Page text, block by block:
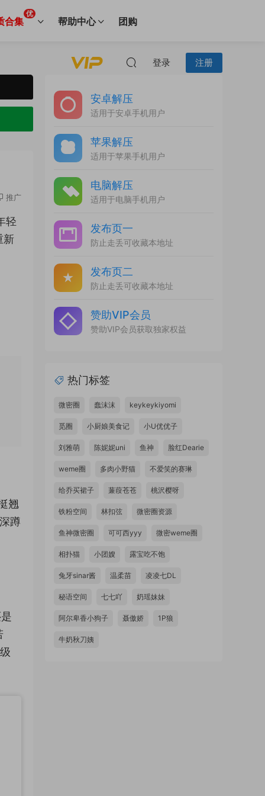
合集
优
帮助中心 团购
登录 注册
推广
轻
新
翘
蹲
安卓解压
适用于安卓手机用户
苹果解压
适用于苹果手机用户
电脑解压
适用于电脑手机用户
发布页一
防止走丢可收藏本地址
发布页二
防止走丢可收藏本地址
赞助VIP会员
赞助VIP会员获取独家权益
热门标签
微密圈 蠢沫沫 keykeykiyomi
觅圈 小厨娘美食记 小U优优子
刘雅萌 陈妮妮uni 鱼神 脸红Dearie
weme圈 多肉小野猫 不爱笑的赛琳
给乔买裙子 蒹葭苍苍 桃沢樱呀
铁粉空间 林扣弦 微密圈资源
鱼神微密圈 可可西yyy 微密weme圈
相扑猫 小团嫂 露宝吃不饱
兔牙sinar酱 温柔苗 凌凌七DL
秘语空间 七七吖 奶瑶妹妹
阿尔卑香小狗子 聂傲娇 1P狼
牛奶秋刀姨